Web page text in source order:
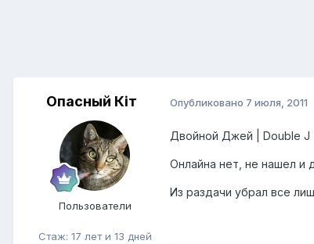
Опасный Кiт
Пользователи
Стаж: 17 лет и 13 дней
Опубликовано 7 июля, 2011
Двойной Джей | Double J
Онлайна нет, не нашел и
Из раздачи убрал все